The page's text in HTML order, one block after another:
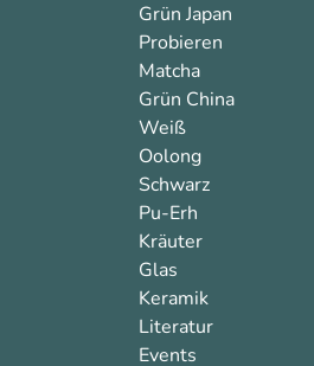
Grün Japan
Probieren
Matcha
Grün China
Weiß
Oolong
Schwarz
Pu-Erh
Kräuter
Glas
Keramik
Literatur
Events